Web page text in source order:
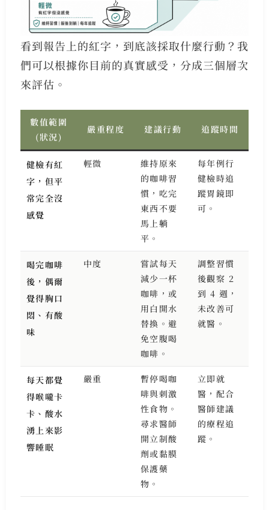
看到報告上的紅字，到底該採取什麼行動？我
們可以根據你目前的真實感受，分成三個層次
來評估。
數值範圍
(狀況)
嚴重程度 建議行動 追蹤時間
健檢有紅
字，但平
常完全沒
感覺
輕微
維持原來
的咖啡習
慣，吃完
東西不要
馬上躺
平。
每年例行
健檢時追
蹤胃鏡即
可。
喝完咖啡
後，偶爾
覺得胸口
悶、有酸
味
中度
嘗試每天
減少一杯
咖啡，或
用白開水
替換。避
免空腹喝
咖啡。
調整習慣
後觀察 2
到 4 週，
未改善可
就醫。
每天都覺
得喉嚨卡
卡、酸水
湧上來影
響睡眠
嚴重
暫停喝咖
啡與刺激
性食物。
尋求醫師
開立制酸
劑或黏膜
保護藥
物。
立即就
醫，配合
醫師建議
的療程追
蹤。